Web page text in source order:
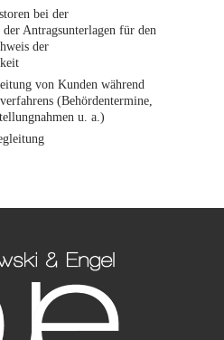
bei der
Antragsunterlagen für den
der
von Kunden während
(Behördentermine,
u. a.)